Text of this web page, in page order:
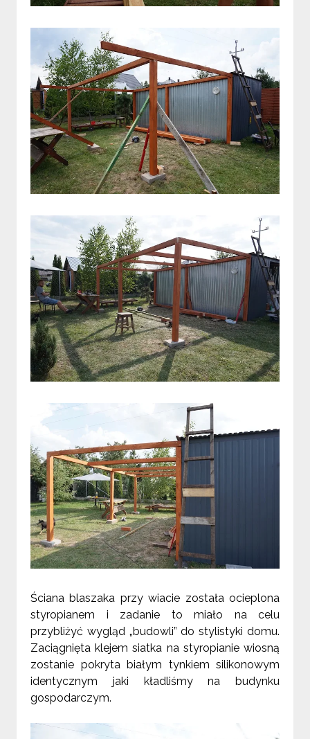
Ściana blaszaka przy wiacie została ocieplona
styropianem i zadanie to miało na celu
przybliżyć wygląd „budowli” do stylistyki domu.
Zaciągnięta klejem siatka na styropianie wiosną
zostanie pokryta białym tynkiem silikonowym
identycznym jaki kładliśmy na budynku
gospodarczym.